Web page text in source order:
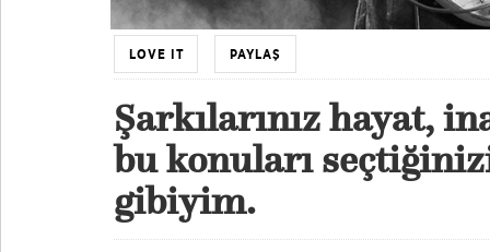
LOVE IT PAYLAŞ
Şarkılarınız hayat,
bu konuları
gibiyim.